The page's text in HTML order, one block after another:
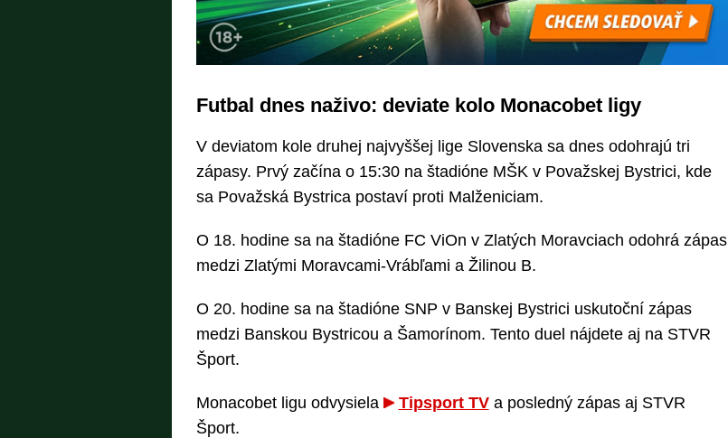
Futbal dnes naživo: deviate kolo Monacobet ligy
V deviatom kole druhej najvyššej lige Slovenska sa dnes odohrajú tri
zápasy. Prvý začína o 15:30 na štadióne MŠK v Považskej Bystrici, kde
sa Považská Bystrica postaví proti Malženiciam.
O 18. hodine sa na štadióne FC ViOn v Zlatých Moravciach odohrá zápas
medzi Zlatými Moravcami-Vrábľami a Žilinou B.
O 20. hodine sa na štadióne SNP v Banskej Bystrici uskutoční zápas
medzi Banskou Bystricou a Šamorínom. Tento duel nájdete aj na STVR
Šport.
Monacobet ligu odvysiela Tipsport TVa posledný zápas aj STVR
Šport.